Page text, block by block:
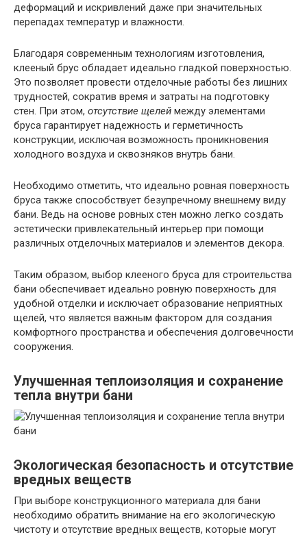
деформаций и искривлений даже при значительных
перепадах температур и влажности.
Благодаря современным технологиям изготовления,
клееный брус обладает идеально гладкой поверхностью.
Это позволяет провести отделочные работы без лишних
трудностей, сократив время и затраты на подготовку
стен. При этом, отсутствие щелей между элементами
бруса гарантирует надежность и герметичность
конструкции, исключая возможность проникновения
холодного воздуха и сквозняков внутрь бани.
Необходимо отметить, что идеально ровная поверхность
бруса также способствует безупречному внешнему виду
бани. Ведь на основе ровных стен можно легко создать
эстетически привлекательный интерьер при помощи
различных отделочных материалов и элементов декора.
Таким образом, выбор клееного бруса для строительства
бани обеспечивает идеально ровную поверхность для
удобной отделки и исключает образование неприятных
щелей, что является важным фактором для создания
комфортного пространства и обеспечения долговечности
сооружения.
Улучшенная теплоизоляция и сохранение
тепла внутри бани
Экологическая безопасность и отсутствие
вредных веществ
При выборе конструкционного материала для бани
необходимо обратить внимание на его экологическую
чистоту и отсутствие вредных веществ, которые могут